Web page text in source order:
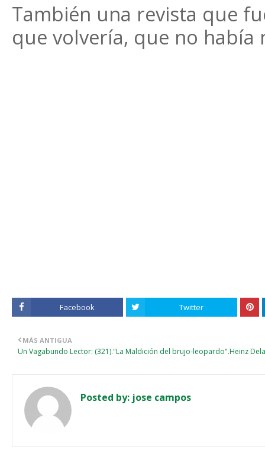
También una revista que
que volvería, que no había
Facebook Twitter
MÁS ANTIGUA
Un Vagabundo Lector: (321)."La Maldición del brujo-leopardo".Heinz
Posted by: jose campos